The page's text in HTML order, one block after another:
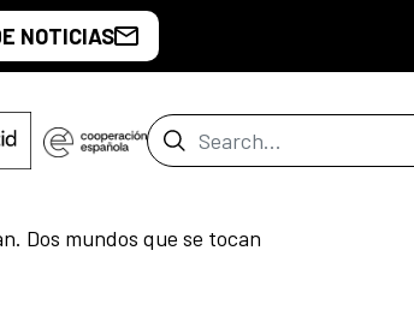
NOTICIAS
Search Bar
Dos mundos que se tocan